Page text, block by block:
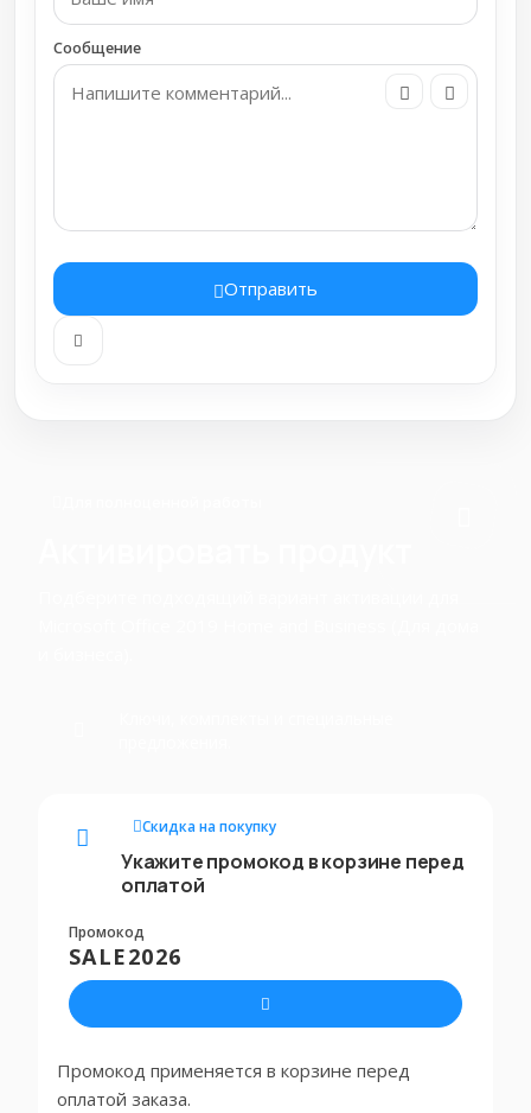
Сообщение
Отправить
Скидка на покупку
Укажите промокод в корзине перед
оплатой
Промокод
SALE2026
Промокод применяется в корзине перед
оплатой заказа.